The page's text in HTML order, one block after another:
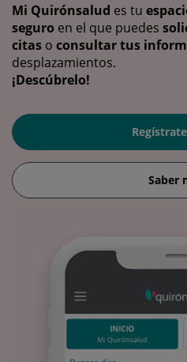
Mi Quirónsalud es tu
seguro en el que puedes
citas o consultar tus
desplazamientos.
¡Descúbrelo!
Saber